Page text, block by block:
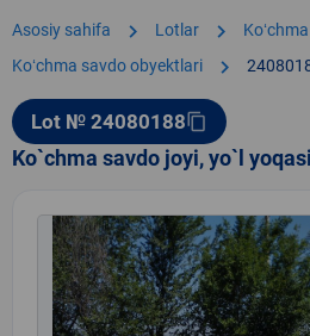
Asosiy sahifa chevron_right Lotlar chevron_right
Koʻchma savdo obyektlari chevron_right
Lot № 24080188content_copy
Ko`chma savdo joyi, yo`l